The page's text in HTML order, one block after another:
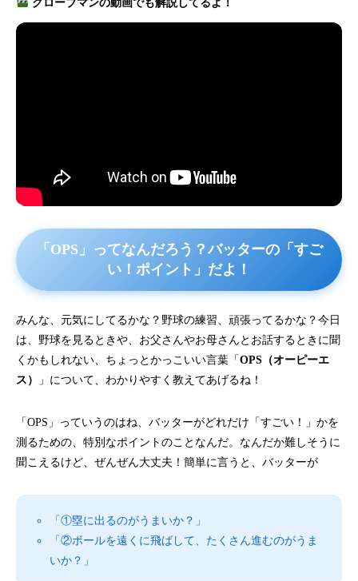
グローブマンの動画でも解説してるよ！
「OPS」ってなんだろう？バッターの「すご
い！ポイント」だよ！
みんな、元気にしてるかな？野球の練習、頑張ってるかな？今日
は、野球を見るときや、お父さんやお母さんとお話するときに聞
くかもしれない、ちょっとかっこいい言葉「OPS（オーピーエ
ス）
」について、わかりやすく教えてあげるね！
「OPS」っていうのはね、バッターがどれだけ「すごい！」かを
測るための、特別なポイントのことなんだ。なんだか難しそうに
聞こえるけど、ぜんぜん大丈夫！簡単に言うと、バッターが
「①塁に出るのがうまいか？」
「②ボールを遠くに飛ばして、たくさん進むのがうま
いか？」